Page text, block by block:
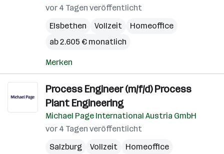
vor 4 Tagen veröffentlicht
Elsbethen
Vollzeit
Homeoffice
ab 2.605 € monatlich
Merken
Process Engineer (m/f/d) Process
Plant Engineering
Michael Page International Austria GmbH
vor 4 Tagen veröffentlicht
Salzburg
Vollzeit
Homeoffice